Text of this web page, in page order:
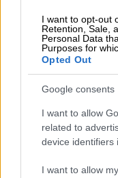
I want to opt-out
Retention, Sale,
Personal Data
Purposes for
Opted Out
Google consents
I want to allow
related to
device identifiers
I want to allow
φέρνει τη
Η πλειονότητα
έχασαν τη ζωή
διανομής του
στις
ανθρωπιστική